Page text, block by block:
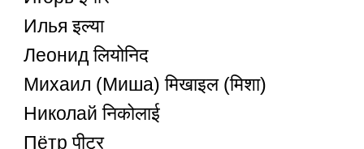
Илья इल्या
Леонид लियोनिद
Михаил (Миша) मिखाइल (मिशा)
Николай निकोलाई
Пётр पीटर